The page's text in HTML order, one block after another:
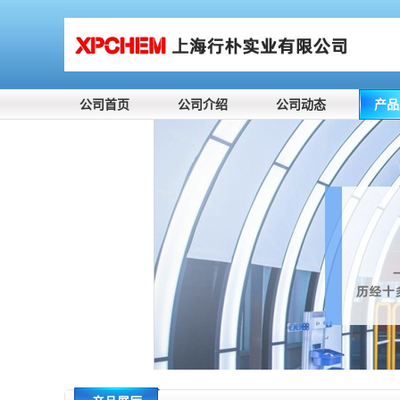
公司首页 公司介绍 公司动态 产